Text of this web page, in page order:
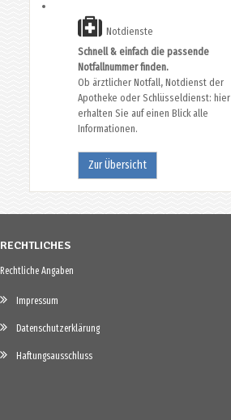
Notdienste
Schnell & einfach die passende
Notfallnummer finden.
Ob ärztlicher Notfall, Notdienst der
Apotheke oder Schlüsseldienst: hier
erhalten Sie auf einen Blick alle
Informationen.
Zur Übersicht
RECHTLICHES
Rechtliche Angaben
Impressum
Datenschutzerklärung
Haftungsausschluss